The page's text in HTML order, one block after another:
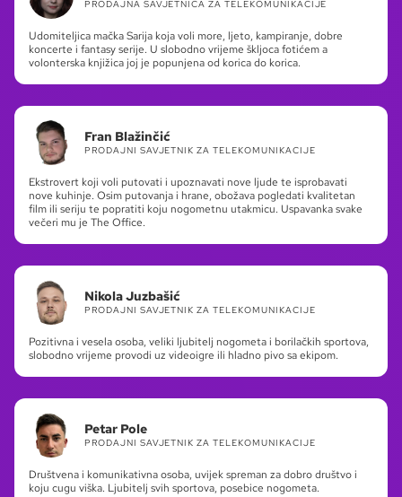
PRODAJNA SAVJETNICA ZA TELEKOMUNIKACIJE
Udomiteljica mačka Sarija koja voli more, ljeto, kampiranje, dobre
koncerte i fantasy serije. U slobodno vrijeme škljoca fotićem a
volonterska knjižica joj je popunjena od korica do korica.
Fran Blažinčić
PRODAJNI SAVJETNIK ZA TELEKOMUNIKACIJE
Ekstrovert koji voli putovati i upoznavati nove ljude te isprobavati
nove kuhinje. Osim putovanja i hrane, obožava pogledati kvalitetan
film ili seriju te popratiti koju nogometnu utakmicu. Uspavanka svake
večeri mu je The Office.
Nikola Juzbašić
PRODAJNI SAVJETNIK ZA TELEKOMUNIKACIJE
Pozitivna i vesela osoba, veliki ljubitelj nogometa i borilačkih sportova,
slobodno vrijeme provodi uz videoigre ili hladno pivo sa ekipom.
Petar Pole
PRODAJNI SAVJETNIK ZA TELEKOMUNIKACIJE
Društvena i komunikativna osoba, uvijek spreman za dobro društvo i
koju cugu viška. Ljubitelj svih sportova, posebice nogometa.